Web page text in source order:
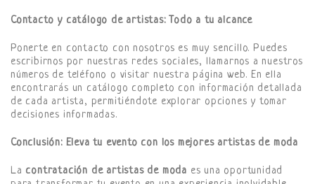
Contacto y catálogo de artistas: Todo a tu alcance
Ponerte en contacto con nosotros es muy sencillo. Puedes
escribirnos por nuestras redes sociales, llamarnos a nuestros
números de teléfono o visitar nuestra página web. En ella
encontrarás un catálogo completo con información detallada
de cada artista, permitiéndote explorar opciones y tomar
decisiones informadas.
Conclusión: Eleva tu evento con los mejores artistas de moda
La contratación de artistas de moda es una oportunidad